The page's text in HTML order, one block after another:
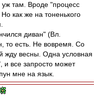
там. Вроде "процесс
как же на тоненького
диван" (Вл.
то есть. Не вовремя. Со
жду весны. Одна условная
и все запросто может
мне на язык.